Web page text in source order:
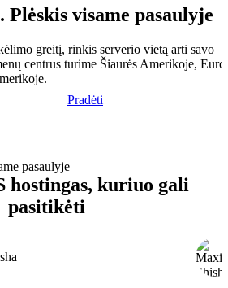
Plėskis visame pasaulyje
greitį, rinkis serverio vietą arti savo
centrus turime Šiaurės Amerikoje,
Pradėti
hostingas, kuriuo gali
pasitikėti